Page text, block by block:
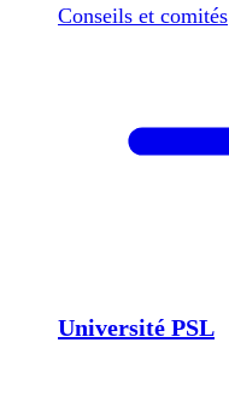
Conseils et comités
Université PSL